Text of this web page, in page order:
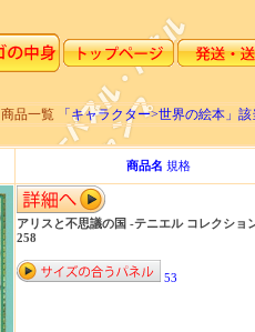
商品一覧 「キャラクター>世界の絵本
商品名 規格
アリスと不思議の国 -テニエル コレクシ
258
53